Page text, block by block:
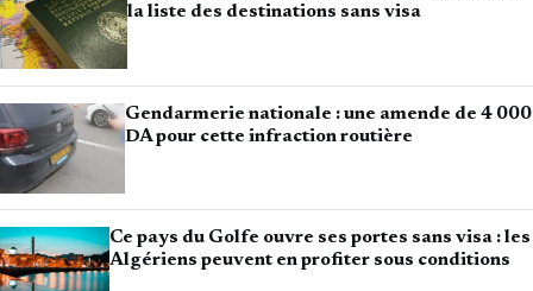
la liste des destinations sans visa
Gendarmerie nationale : une amende de 4 000
DA pour cette infraction routière
Ce pays du Golfe ouvre ses portes sans visa : les
Algériens peuvent en profiter sous conditions